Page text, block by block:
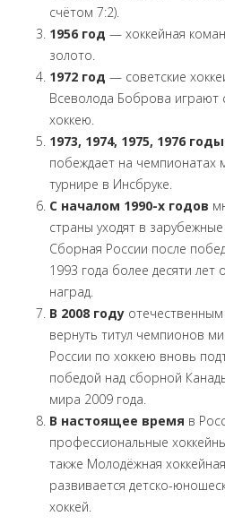
счётом 7:2).
1956 год — хоккейная
золото.
1972 год — советские
Всеволода Боброва
хоккею.
1973, 1974, 1975, 1976 годы
побеждает на чемпионатах
турнире в Инсбруке.
С началом 1990-х годов
страны уходят в
Сборная России после
1993 года более десяти лет
наград.
В 2008 году отечественным
вернуть титул чемпионов
России по хоккею вновь
победой над сборной
мира 2009 года.
В настоящее время в
профессиональные
также Молодёжная
развивается детско-
хоккей.